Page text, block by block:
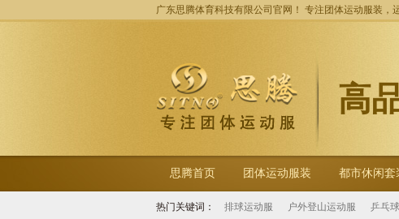
广东思腾体育科技有限公司官网！ 专注团体运动服装，
高
思腾首页 团体运动服装 都市休闲套
热门关键词： 排球运动服 户外登山运动服 乒乓